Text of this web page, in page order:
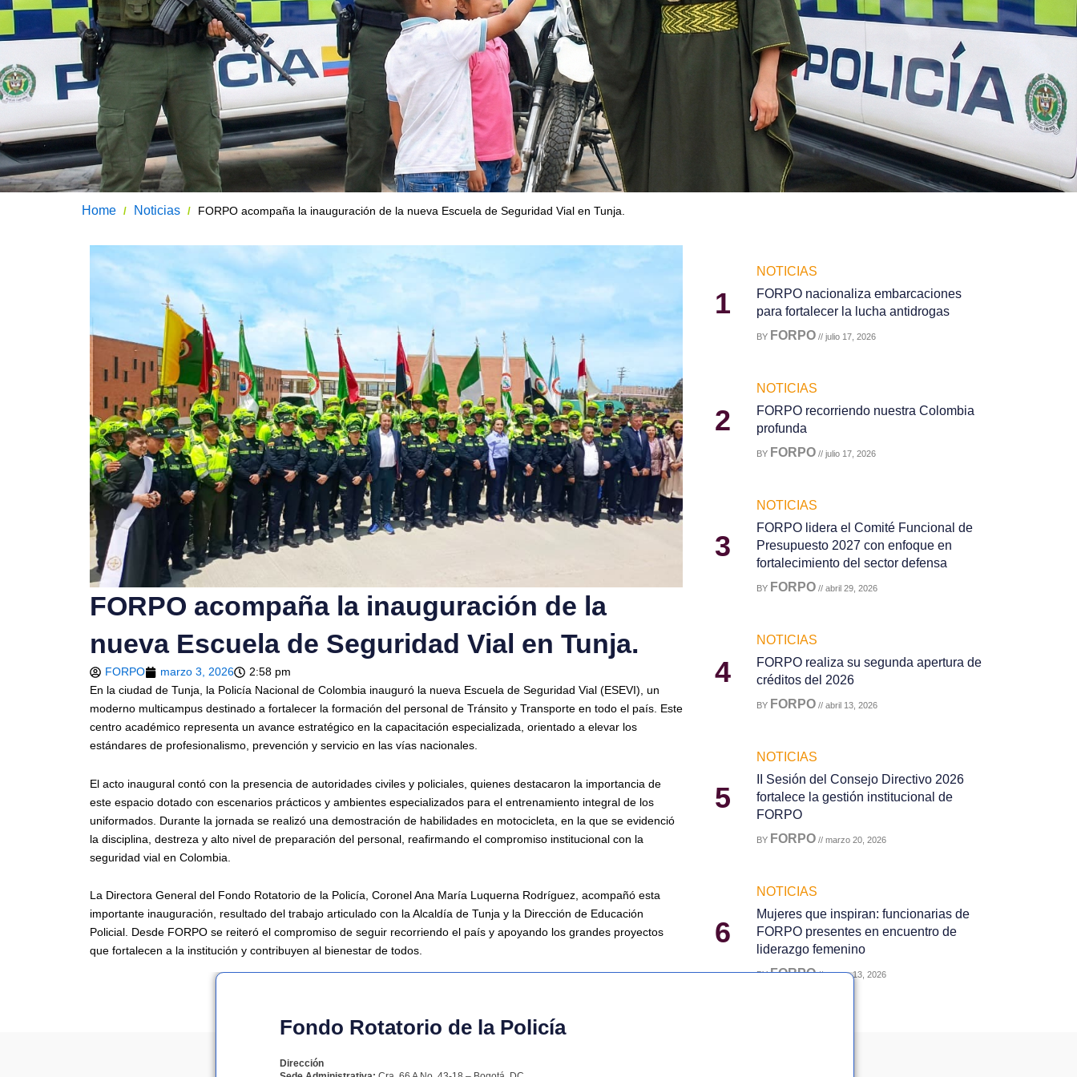
Home / Noticias / FORPO acompaña la inauguración de la nueva Escuela de Seguridad Vial en Tunja.
FORPO acompaña la inauguración de la
nueva Escuela de Seguridad Vial en Tunja.
FORPO marzo 3, 2026
2:58 pm
En la ciudad de Tunja, la Policía Nacional de Colombia inauguró la nueva Escuela de Seguridad Vial (ESEVI), un
moderno multicampus destinado a fortalecer la formación del personal de Tránsito y Transporte en todo el país. Este
centro académico representa un avance estratégico en la capacitación especializada, orientado a elevar los
estándares de profesionalismo, prevención y servicio en las vías nacionales.
El acto inaugural contó con la presencia de autoridades civiles y policiales, quienes destacaron la importancia de
este espacio dotado con escenarios prácticos y ambientes especializados para el entrenamiento integral de los
uniformados. Durante la jornada se realizó una demostración de habilidades en motocicleta, en la que se evidenció
la disciplina, destreza y alto nivel de preparación del personal, reafirmando el compromiso institucional con la
seguridad vial en Colombia.
La Directora General del Fondo Rotatorio de la Policía, Coronel Ana María Luquerna Rodríguez, acompañó esta
importante inauguración, resultado del trabajo articulado con la Alcaldía de Tunja y la Dirección de Educación
Policial. Desde FORPO se reiteró el compromiso de seguir recorriendo el país y apoyando los grandes proyectos
que fortalecen a la institución y contribuyen al bienestar de todos.
1
NOTICIAS
FORPO nacionaliza embarcaciones
para fortalecer la lucha antidrogas
BY FORPO// julio 17, 2026
2
NOTICIAS
FORPO recorriendo nuestra Colombia
profunda
BY FORPO// julio 17, 2026
3
NOTICIAS
FORPO lidera el Comité Funcional de
Presupuesto 2027 con enfoque en
fortalecimiento del sector defensa
BY FORPO// abril 29, 2026
4
NOTICIAS
FORPO realiza su segunda apertura de
créditos del 2026
BY FORPO// abril 13, 2026
5
NOTICIAS
II Sesión del Consejo Directivo 2026
fortalece la gestión institucional de
FORPO
BY FORPO// marzo 20, 2026
6
NOTICIAS
Mujeres que inspiran: funcionarias de
FORPO presentes en encuentro de
liderazgo femenino
BYFORPO// marzo 13, 2026
Fondo Rotatorio de la Policía
Dirección